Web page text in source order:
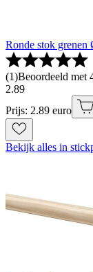
Ronde stok
(1)Beoordeeld met
2.89
Prijs: 2.89 euro
Bekijk alles in